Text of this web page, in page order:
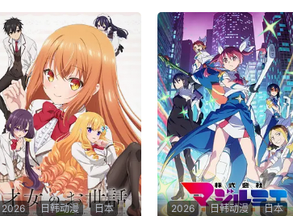
2026 日韩动漫 日本 2026 日韩动漫 日本